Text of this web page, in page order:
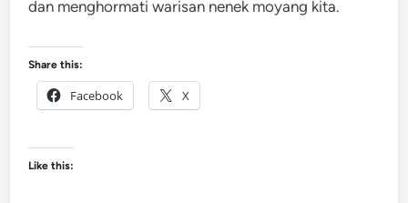
dan menghormati warisan nenek moyang kita.
Share this:
Facebook X
Like this: